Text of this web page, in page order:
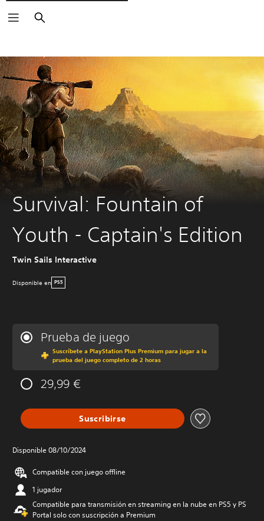
Buscar
Survival: Fountain of
Youth - Captain's Edition
Twin Sails Interactive
Disponible en PS5
Prueba de juego
Suscríbete a PlayStation Plus Premium para jugar a la
prueba del juego completo de 2 horas
29,99 €
Suscribirse
Disponible 08/10/2024
Compatible con juego offline
1 jugador
Compatible para transmisión en streaming en la nube en PS5 y PS
Portal solo con suscripción a Premium